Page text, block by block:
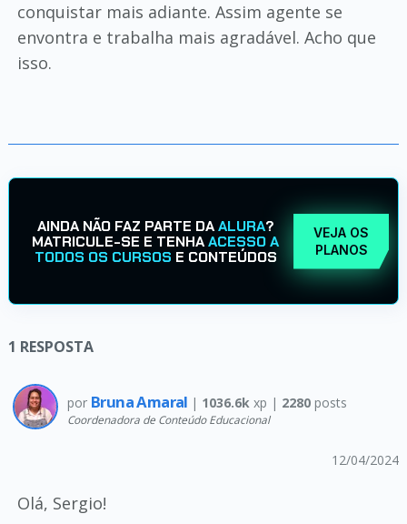
conquistar mais adiante. Assim agente se
envontra e trabalha mais agradável. Acho que
isso.
AINDA NÃO FAZ PARTE DAALURA?
MATRICULE-SE E TENHAACESSO A
TODOS OS CURSOS E CONTEÚDOS
VEJA OS
PLANOS
1 RESPOSTA
por Bruna Amaral | 1036.6k xp | 2280 posts
Coordenadora de Conteúdo Educacional
12/04/2024
Olá, Sergio!